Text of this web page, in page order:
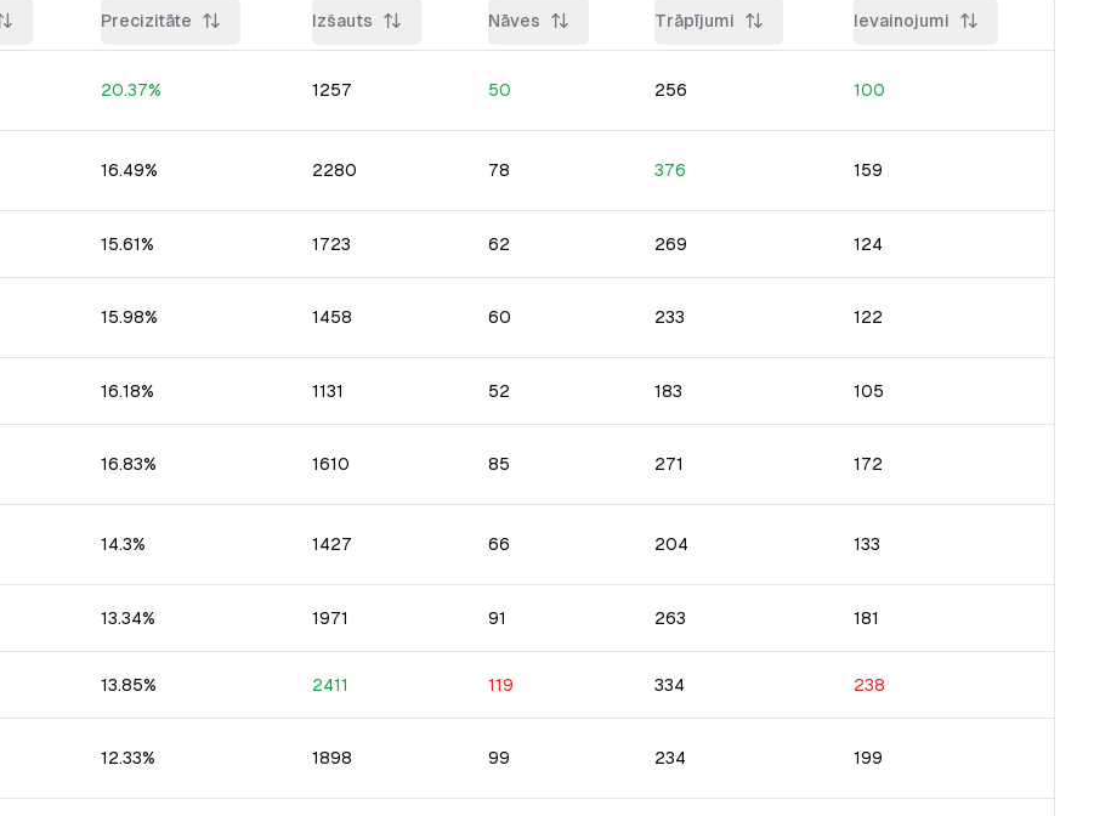
Precizitāte Izšauts Nāves Trāpījumi Ievainojumi
20.37% 1257 50 256 100
16.49% 2280 78 376 159
15.61% 1723 62 269 124
15.98% 1458 60 233 122
16.18% 1131 52 183 105
16.83% 1610 85 271 172
14.3% 1427 66 204 133
13.34% 1971 91 263 181
13.85% 2411 119 334 238
12.33% 1898 99 234 199